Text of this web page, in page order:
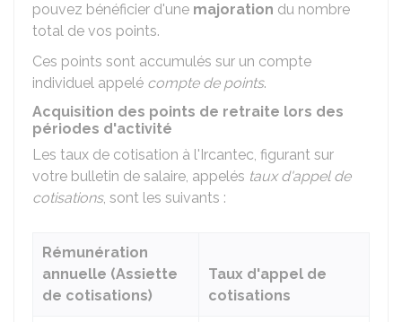
pouvez bénéficier d'une majoration du nombre
total de vos points.
Ces points sont accumulés sur un compte
individuel appelé compte de points.
Acquisition des points de retraite lors des
périodes d'activité
Les taux de cotisation à l'Ircantec, figurant sur
votre bulletin de salaire, appelés taux d'appel de
cotisations, sont les suivants :
Rémunération
annuelle (Assiette
de cotisations)
Taux d'appel de
cotisations